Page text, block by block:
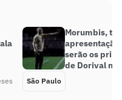
Morumbis,
serão os
de Dorival no
São Paulo